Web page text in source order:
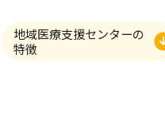
くまもとメディカルネットワ
付添者の院内宿泊施設につ
放射線診療部門
画像診断・治療科
脳卒中・心臓病等総合支援セ
ー
女性骨盤臓器脱診療センター
熊本大学病院教育支援事業
患者満足度調査
宗教的理由等による輸血拒否
地域医療支援センターの
特徴